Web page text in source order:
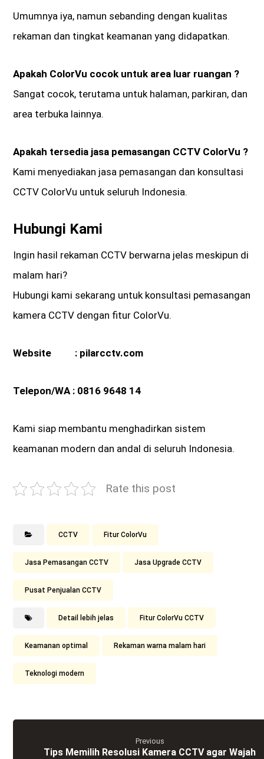
Umumnya iya, namun sebanding dengan kualitas
rekaman dan tingkat keamanan yang didapatkan.
Apakah ColorVu cocok untuk area luar ruangan ?
Sangat cocok, terutama untuk halaman, parkiran, dan
area terbuka lainnya.
Apakah tersedia jasa pemasangan CCTV ColorVu ?
Kami menyediakan jasa pemasangan dan konsultasi
CCTV ColorVu untuk seluruh Indonesia.
Hubungi Kami
Ingin hasil rekaman CCTV berwarna jelas meskipun di
malam hari?
Hubungi kami sekarang untuk konsultasi pemasangan
kamera CCTV dengan fitur ColorVu.
Website : pilarcctv.com
Telepon/WA : 0816 9648 14
Kami siap membantu menghadirkan sistem
keamanan modern dan andal di seluruh Indonesia.
Rate this post
CCTV Fitur ColorVu
Jasa Pemasangan CCTV Jasa Upgrade CCTV
Pusat Penjualan CCTV
Detail lebih jelas Fitur ColorVu CCTV
Keamanan optimal Rekaman warna malam hari
Teknologi modern
Previous
Tips Memilih Resolusi Kamera CCTV agar Wajah